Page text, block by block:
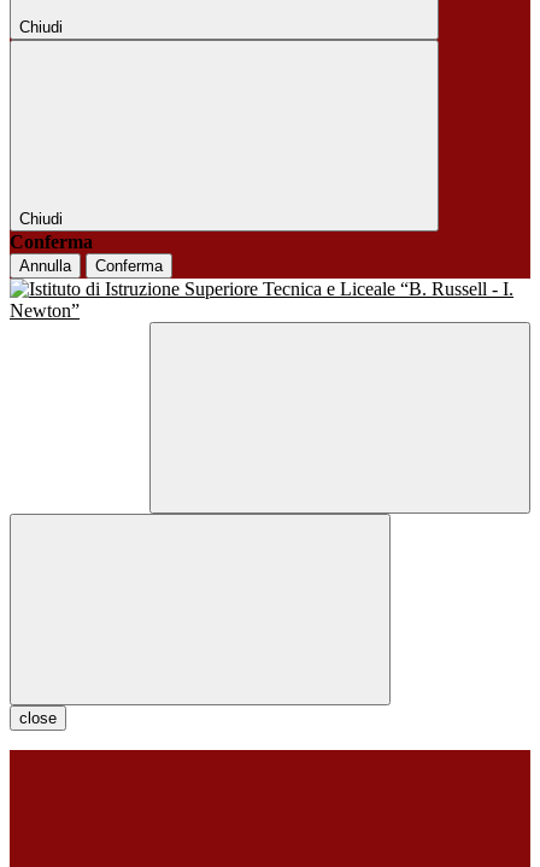
Chiudi
Chiudi
Conferma
Annulla Conferma
close